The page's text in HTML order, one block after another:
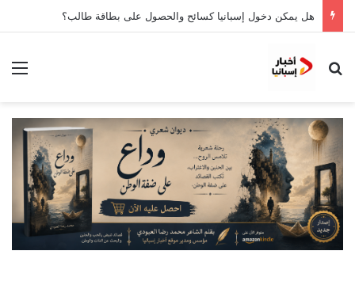
هل يمكن دخول إسبانيا كسائح والحصول على بطاقة طالب؟
بحث عن